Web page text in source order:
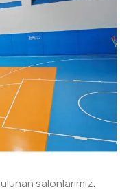
salonlarımız.